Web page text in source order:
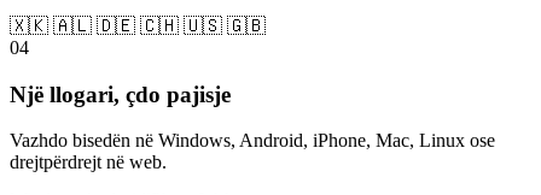
🇽🇰 🇦🇱 🇩🇪 🇨🇭 🇺🇸 🇬🇧
04
Një llogari, çdo pajisje
Vazhdo bisedën në Windows, Android, iPhone, Mac, Linux ose
drejtpërdrejt në web.